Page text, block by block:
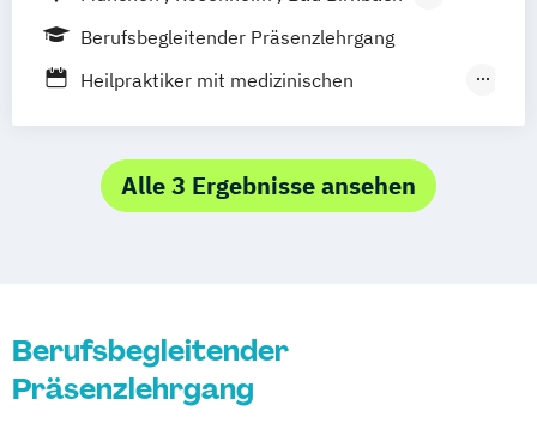
Bayreuth
Kempten Altötting
Berufsbegleitender Präsenzlehrgang
Heilpraktiker mit medizinischen
Kenntnisse
Sektoraler Heilpraktiker
Alle 3 Ergebnisse ansehen
Berufsbegleitender
Präsenzlehrgang